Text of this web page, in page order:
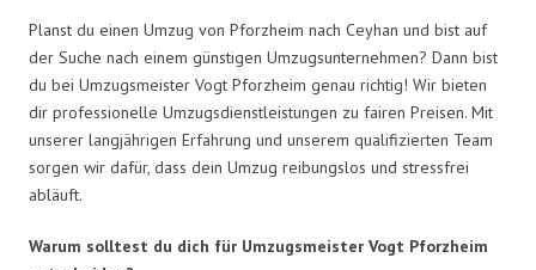
Planst du einen Umzug von Pforzheim nach Ceyhan und bist auf
der Suche nach einem günstigen Umzugsunternehmen? Dann bist
du bei Umzugsmeister Vogt Pforzheim genau richtig! Wir bieten
dir professionelle Umzugsdienstleistungen zu fairen Preisen. Mit
unserer langjährigen Erfahrung und unserem qualifizierten Team
sorgen wir dafür, dass dein Umzug reibungslos und stressfrei
abläuft.
Warum solltest du dich für Umzugsmeister Vogt Pforzheim